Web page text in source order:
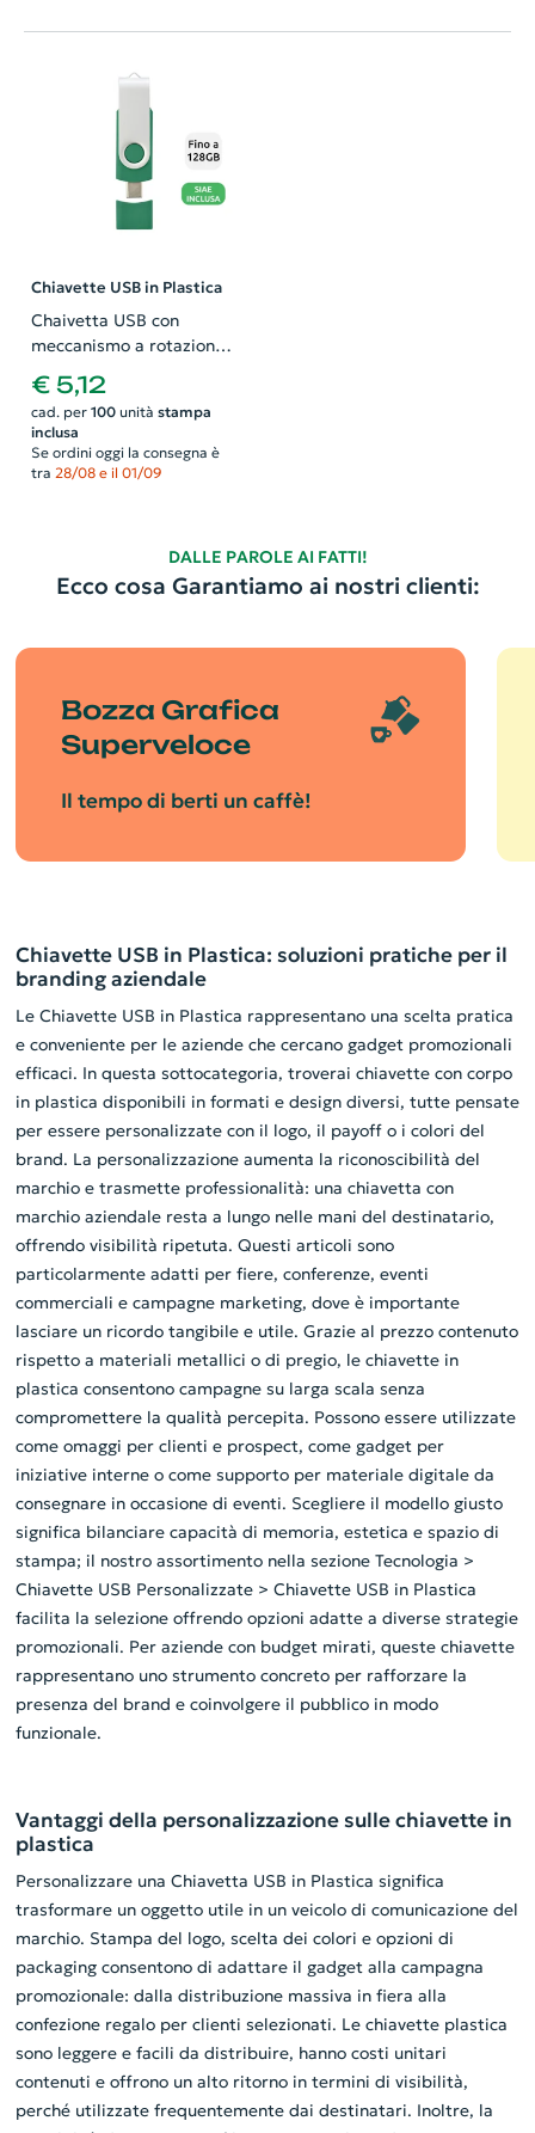
Chiavette USB in Plastica
Chaivetta USB con
meccanismo a rotazione
e dobbiao conettore USB-
C e USB-A disponibile da
1GB fino a 128GB
€ 5,12
cad. per 100unità stampa
inclusa
Se ordini oggi la consegna è
tra 28/08 e il 01/09
DALLE PAROLE AI FATTI!
Ecco cosa Garantiamo ai nostri clienti:
Bozza Grafica
Superveloce
Il tempo di berti un caffè!
Chiavette USB in Plastica: soluzioni pratiche per il
branding aziendale
Le Chiavette USB in Plastica rappresentano una scelta pratica
e conveniente per le aziende che cercano gadget promozionali
efficaci. In questa sottocategoria, troverai chiavette con corpo
in plastica disponibili in formati e design diversi, tutte pensate
per essere personalizzate con il logo, il payoff o i colori del
brand. La personalizzazione aumenta la riconoscibilità del
marchio e trasmette professionalità: una chiavetta con
marchio aziendale resta a lungo nelle mani del destinatario,
offrendo visibilità ripetuta. Questi articoli sono
particolarmente adatti per fiere, conferenze, eventi
commerciali e campagne marketing, dove è importante
lasciare un ricordo tangibile e utile. Grazie al prezzo contenuto
rispetto a materiali metallici o di pregio, le chiavette in
plastica consentono campagne su larga scala senza
compromettere la qualità percepita. Possono essere utilizzate
come omaggi per clienti e prospect, come gadget per
iniziative interne o come supporto per materiale digitale da
consegnare in occasione di eventi. Scegliere il modello giusto
significa bilanciare capacità di memoria, estetica e spazio di
stampa; il nostro assortimento nella sezione Tecnologia >
Chiavette USB Personalizzate > Chiavette USB in Plastica
facilita la selezione offrendo opzioni adatte a diverse strategie
promozionali. Per aziende con budget mirati, queste chiavette
rappresentano uno strumento concreto per rafforzare la
presenza del brand e coinvolgere il pubblico in modo
funzionale.
Vantaggi della personalizzazione sulle chiavette in
plastica
Personalizzare una Chiavetta USB in Plastica significa
trasformare un oggetto utile in un veicolo di comunicazione del
marchio. Stampa del logo, scelta dei colori e opzioni di
packaging consentono di adattare il gadget alla campagna
promozionale: dalla distribuzione massiva in fiera alla
confezione regalo per clienti selezionati. Le chiavette plastica
sono leggere e facili da distribuire, hanno costi unitari
contenuti e offrono un alto ritorno in termini di visibilità,
perché utilizzate frequentemente dai destinatari. Inoltre, la